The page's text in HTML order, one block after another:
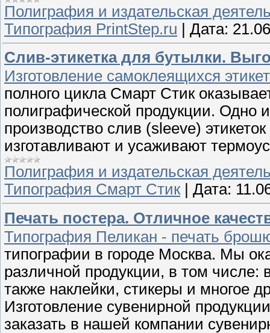
Полиграфия и издательская
Типография PrintStep.ru | Дата:
Слив-этикетка для бутылки.
Изготовление самоклеящихся
полного цикла Смарт Стик
полиграфической продукции. Одно
производство слив (sleeve)
изготавливают и усаживают
Полиграфия и издательская
Типография Смарт Стик
Дата:
Печать постера. Отличное
Типография Пеликан - печать
типографии в городе Москва. Мы
различной продукции, в том числе:
также наклейки, стикеры и многое
Изготовление сувенирной
заказать в нашей компании